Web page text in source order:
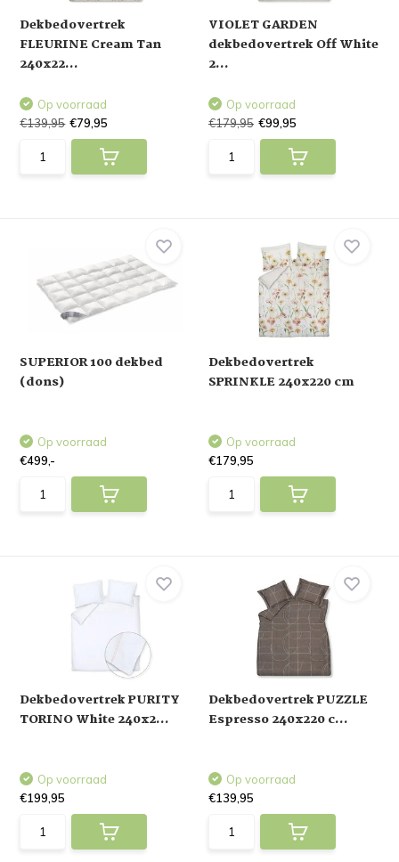
Dekbedovertrek
FLEURINE Cream Tan
240x22...
Op voorraad
€139,95 €79,95
VIOLET GARDEN
dekbedovertrek Off White
2...
Op voorraad
€179,95 €99,95
SUPERIOR 100 dekbed
(dons)
Op voorraad
€499,-
Dekbedovertrek
SPRINKLE 240x220 cm
Op voorraad
€179,95
Dekbedovertrek PURITY
TORINO White 240x2...
Op voorraad
€199,95
Dekbedovertrek PUZZLE
Espresso 240x220 c...
Op voorraad
€139,95